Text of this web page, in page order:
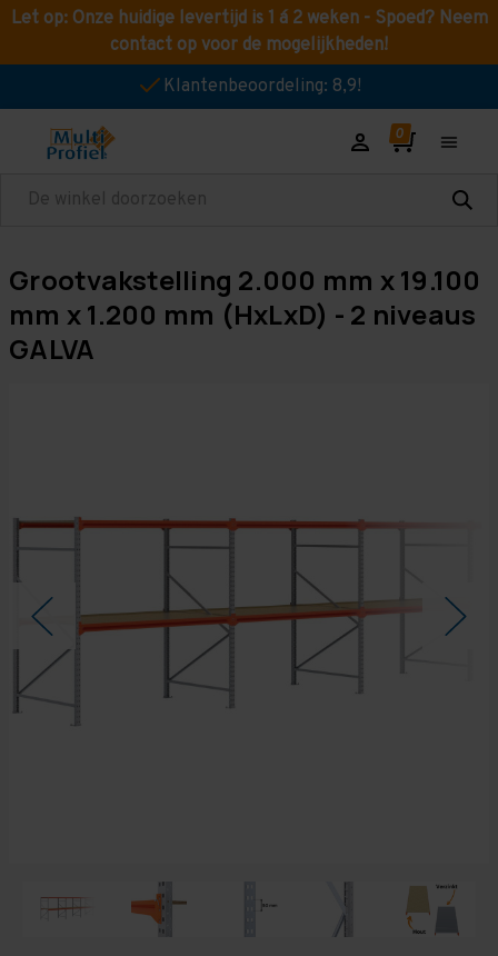
Let op: Onze huidige levertijd is 1 á 2 weken - Spoed? Neem
contact op voor de mogelijkheden!
Klantenbeoordeling: 8,9!
Zoeken
Grootvakstelling 2.000 mm x 19.100
mm x 1.200 mm (HxLxD) - 2 niveaus
GALVA